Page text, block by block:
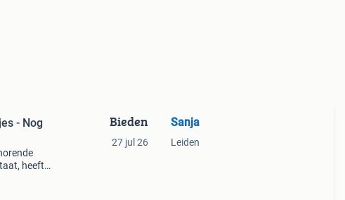
- Nog
heeft
Bieden
27 jul 26
Sanja
Leiden